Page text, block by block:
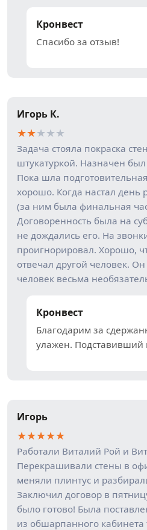
Кронвест
Спасибо за отзыв!
Игорь К.
★★★★★
Задача стояла покраска
штукатуркой. Назначен
Пока шла
хорошо. Когда настал день
(за ним была финальная
Договоренность была на
не дождались его. На
проигнорировал. Хорошо,
отвечал другой человек.
человек весьма
Кронвест
Благодарим за
улажен. Подставивший
Игорь
★★★★★
Работали Виталий Рой и
Перекрашивали стены в
меняли плинтус и
Заключил договор в
было готово! Была
из обшарпанного кабинета